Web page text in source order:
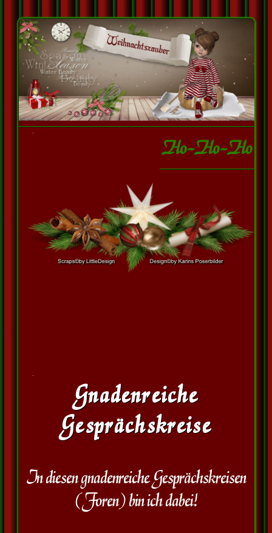
Ho-Ho-Ho
Gnadenreiche
Gesprächskreise
In diesen gnadenreiche Gesprächskreisen
(Foren) bin ich dabei!